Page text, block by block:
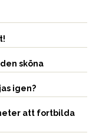
sköna
igen?
att fortbilda